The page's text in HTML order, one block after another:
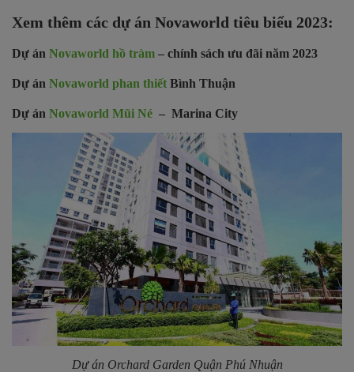
Xem thêm các dự án Novaworld tiêu biểu 2023:
Dự án Novaworld hồ tràm – chính sách ưu đãi năm 2023
Dự án Novaworld phan thiết Bình Thuận
Dự án Novaworld Mũi Né – Marina City
Dự án Orchard Garden Quận Phú Nhuận